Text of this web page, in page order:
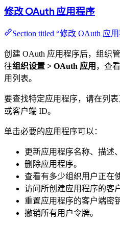
修改 OAuth 应用程序
Section titled “修改 OAuth 应
创建 OAuth 应用程序后，组织
往组织设置 > OAuth 应用 ，查
用列表。
要查找特定应用程序，请在列
或客户端 ID。
单击必要的应用程序可以：
更新应用程序名称、描述
删除应用程序。
查看有多少组织用户正在
访问所创建应用程序的客
重置应用程序的客户端密
撤销所有用户令牌。